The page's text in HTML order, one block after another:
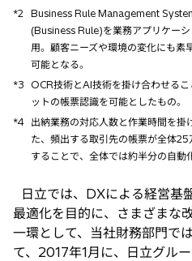
*2
Business Rule Management
(Business Rule)を業務アプリケー
用。顧客ニーズや環境の変化にも素
可能となる。
*3 OCR技術とAI技術を掛け合わせる
ットの帳票認識を可能としたもの。
*4 出納業務の対応人数と作業時間を
た、頻出する取引先の帳票が全体
することで、全体では約半分の自動
日立では、DXによる経営基
最適化を目的に、さまざまな
一環として、当社財務部門で
て、2017年1月に、日立グル